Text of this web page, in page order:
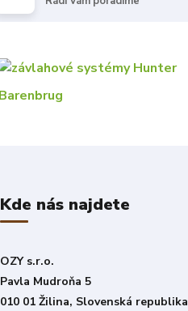
Kde nás najdete
OZY s.r.o.
Pavla Mudroňa 5
010 01 Žilina, Slovenská republika